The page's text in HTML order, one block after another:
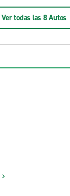
Ver todas las 8 Autos